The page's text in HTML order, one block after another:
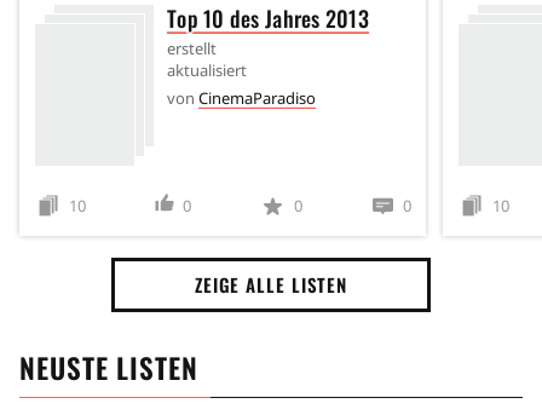
Top 10 des Jahres 2013
erstellt
aktualisiert
von CinemaParadiso
10 0 0 0 10
ZEIGE ALLE LISTEN
NEUSTE LISTEN